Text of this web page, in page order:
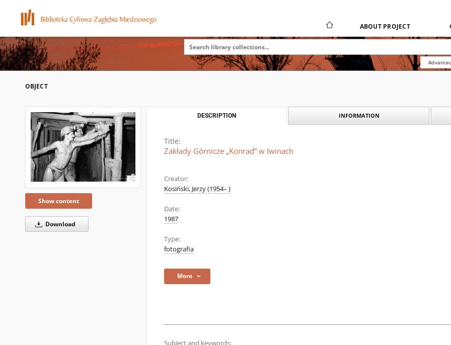
ABOUT PROJECT
OBJECT
Show content
Download
DESCRIPTION INFORMATION
Title:
Zakłady Górnicze „Konrad” w Iwinach
Creator:
Kosiński, Jerzy (1954– )
Date:
1987
Type:
fotografia
More
Subject and keywords: